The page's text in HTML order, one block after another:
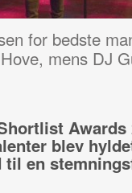
for bedste
mens DJ
Awards
blev
til en